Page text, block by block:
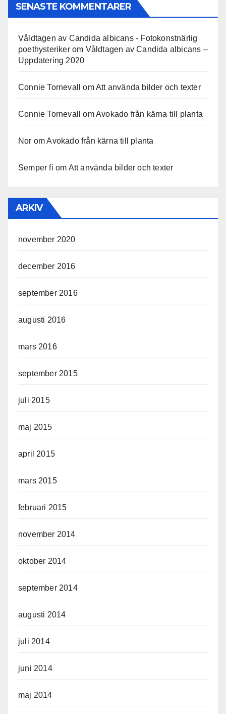
SENASTE KOMMENTARER
Våldtagen av Candida albicans - Fotokonstnärlig
poethysterikerom Våldtagen av Candida albicans –
Uppdatering 2020
Connie Tornevall omAtt använda bilder och texter
Connie Tornevall omAvokado från kärna till planta
Nor omAvokado från kärna till planta
Semper fi om Att använda bilder och texter
ARKIV
november 2020
december 2016
september 2016
augusti 2016
mars 2016
september 2015
juli 2015
maj 2015
april 2015
mars 2015
februari 2015
november 2014
oktober 2014
september 2014
augusti 2014
juli 2014
juni 2014
maj 2014